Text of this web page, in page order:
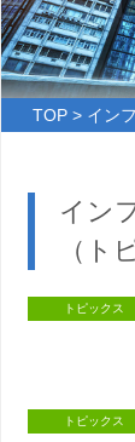
TOP> イン
イン
（ト
トピックス
トピックス